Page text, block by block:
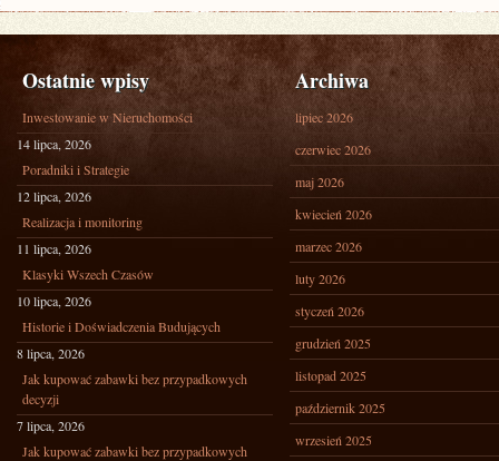
Ostatnie wpisy
Inwestowanie w Nieruchomości
14 lipca, 2026
Poradniki i Strategie
12 lipca, 2026
Realizacja i monitoring
11 lipca, 2026
Klasyki Wszech Czasów
10 lipca, 2026
Historie i Doświadczenia Budujących
8 lipca, 2026
Jak kupować zabawki bez przypadkowych
decyzji
7 lipca, 2026
Jak kupować zabawki bez przypadkowych
Archiwa
lipiec 2026
czerwiec 2026
maj 2026
kwiecień 2026
marzec 2026
luty 2026
styczeń 2026
grudzień 2025
listopad 2025
październik 2025
wrzesień 2025